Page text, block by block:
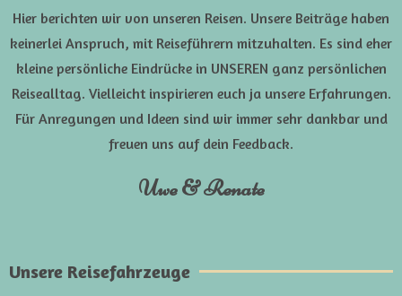
Hier berichten wir von unseren Reisen. Unsere Beiträge haben
keinerlei Anspruch, mit Reiseführern mitzuhalten. Es sind eher
kleine persönliche Eindrücke in UNSEREN ganz persönlichen
Reisealltag. Vielleicht inspirieren euch ja unsere Erfahrungen.
Für Anregungen und Ideen sind wir immer sehr dankbar und
freuen uns auf dein Feedback.
Uwe & Renate
Unsere Reisefahrzeuge